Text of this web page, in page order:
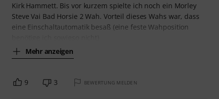
Kirk Hammett. Bis vor kurzem spielte ich noch ein Morley
Steve Vai Bad Horsie 2 Wah. Vorteil dieses Wahs war, dass
eine Einschaltautomatik besaß (eine feste Wahposition
Mehr anzeigen
9 3 BEWERTUNG MELDEN